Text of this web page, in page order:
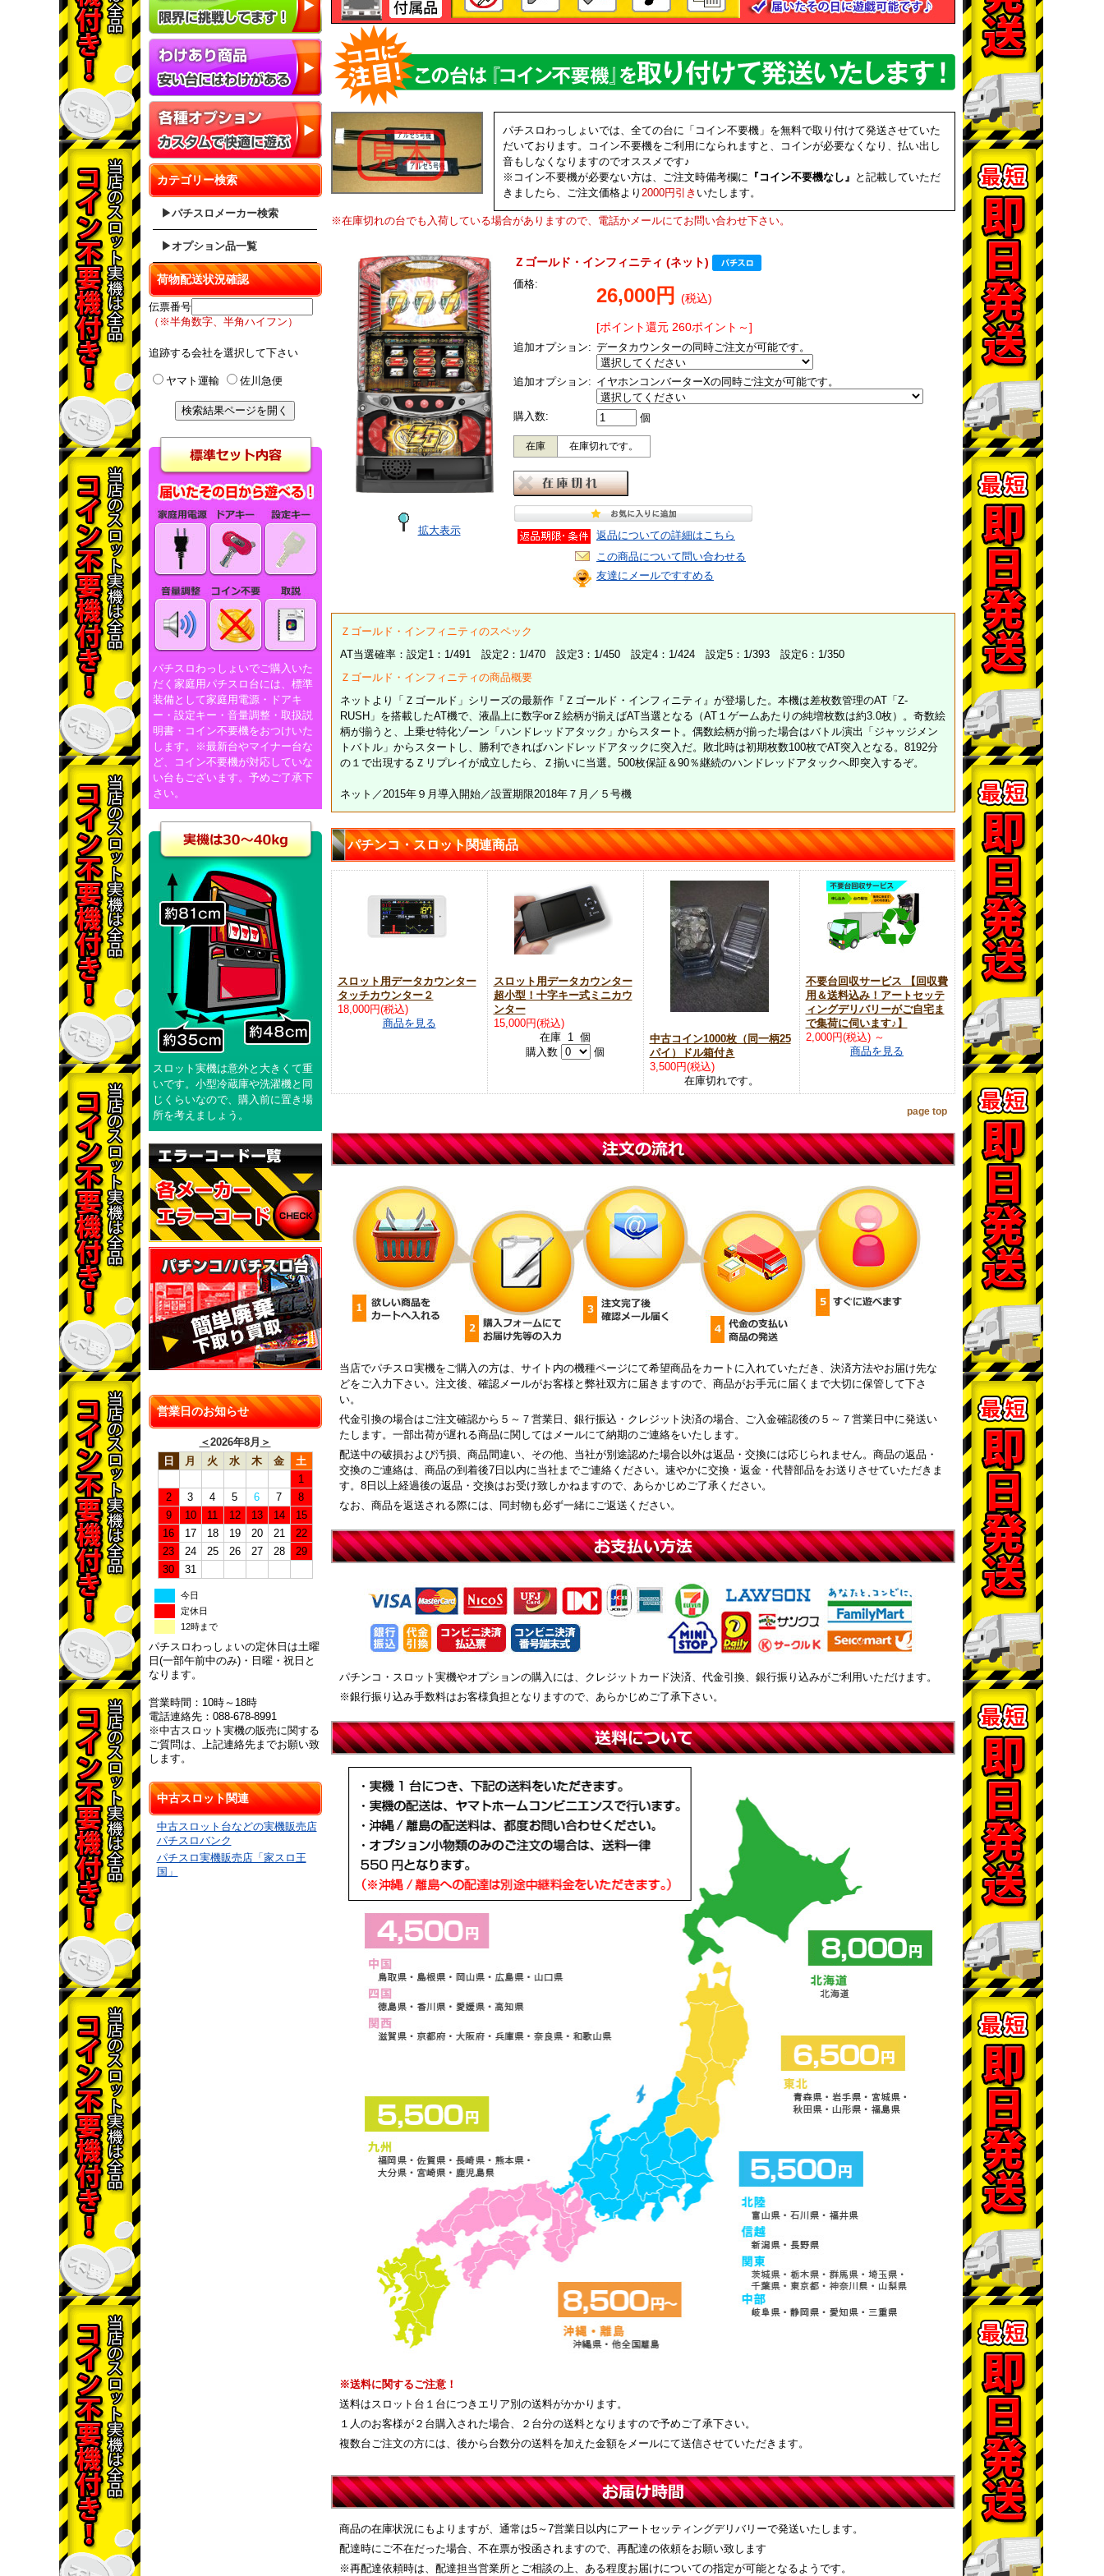
カテゴリー検索
▶パチスロメーカー検索
▶オプション品一覧
荷物配送状況確認
伝票番号
（※半角数字、半角ハイフン）
追跡する会社を選択して下さい
ヤマト運輸 佐川急便
パチスロわっしょいでご購入いた
だく家庭用パチスロ台には、標準
装備として家庭用電源・ドアキ
ー・設定キー・音量調整・取扱説
明書・コイン不要機をおつけいた
します。※最新台やマイナー台な
ど、コイン不要機が対応していな
い台もございます。予めご了承下
さい。
スロット実機は意外と大きくて重
いです。小型冷蔵庫や洗濯機と同
じくらいなので、購入前に置き場
所を考えましょう。
営業日のお知らせ
＜2026年8月 ＞
日
月 火 水 木 金
土
1
2
3 4 5 6 7
8
9
10 11 12 13 14
15
16
17 18 19 20 21
22
23
24 25 26 27 28
29
30
31
今日
定休日
12時まで
パチスロわっしょいの定休日は土曜
日(一部午前中のみ)・日曜・祝日と
なります。
営業時間：10時～18時
電話連絡先：088-678-8991
※中古スロット実機の販売に関する
ご質問は、上記連絡先までお願い致
します。
中古スロット関連
中古スロット台などの実機販売店
パチスロバンク
パチスロ実機販売店「家スロ王
国」
パチスロわっしょいでは、全ての台に「コイン不要機」を無料で取り付けて発送させていた
だいております。コイン不要機をご利用になられますと、コインが必要なくなり、払い出し
音もしなくなりますのでオススメです♪
※コイン不要機が必要ない方は、ご注文時備考欄に 『コイン不要機なし』 と記載していただ
きましたら、ご注文価格より 2000円引き いたします。
※在庫切れの台でも入荷している場合がありますので、電話かメールにてお問い合わせ下さい。
拡大表示
Ｚゴールド・インフィニティ (ネット)
価格:
26,000円 (税込)
[ポイント還元 260ポイント～]
追加オプション: データカウンターの同時ご注文が可能です。
追加オプション: イヤホンコンバーターXの同時ご注文が可能です。
購入数: 個
在庫 在庫切れです。
返品についての詳細はこちら
この商品について問い合わせる
友達にメールですすめる
Ｚゴールド・インフィニティのスペック
AT当選確率：設定1：1/491 設定2：1/470 設定3：1/450 設定4：1/424 設定5：1/393 設定6：1/350
Ｚゴールド・インフィニティの商品概要
ネットより「Ｚゴールド」シリーズの最新作『Ｚゴールド・インフィニティ』が登場した。本機は差枚数管理のAT「Z-
RUSH」を搭載したAT機で、液晶上に数字orＺ絵柄が揃えばAT当選となる（AT１ゲームあたりの純増枚数は約3.0枚）。奇数絵
柄が揃うと、上乗せ特化ゾーン「ハンドレッドアタック」からスタート。偶数絵柄が揃った場合はバトル演出「ジャッジメン
トバトル」からスタートし、勝利できればハンドレッドアタックに突入だ。敗北時は初期枚数100枚でAT突入となる。8192分
の１で出現するＺリプレイが成立したら、Ｚ揃いに当選。500枚保証＆90％継続のハンドレッドアタックへ即突入するぞ。
ネット／2015年９月導入開始／設置期限2018年７月／５号機
パチンコ・スロット関連商品
スロット用データカウンター
タッチカウンター２
18,000円(税込)
商品を見る
スロット用データカウンター
超小型！十字キー式ミニカウ
ンター
15,000円(税込)
在庫 1 個
購入数
個
中古コイン1000枚（同一柄25
パイ）ドル箱付き
3,500円(税込)
在庫切れです。
不要台回収サービス 【回収費
用＆送料込み！アートセッテ
ィングデリバリーがご自宅ま
で集荷に伺います♪】
2,000円(税込) ～
商品を見る
page top
当店でパチスロ実機をご購入の方は、サイト内の機種ページにて希望商品をカートに入れていただき、決済方法やお届け先な
どをご入力下さい。注文後、確認メールがお客様と弊社双方に届きますので、商品がお手元に届くまで大切に保管して下さ
い。
代金引換の場合はご注文確認から５～７営業日、銀行振込・クレジット決済の場合、ご入金確認後の５～７営業日中に発送い
たします。一部出荷が遅れる商品に関してはメールにて納期のご連絡をいたします。
配送中の破損および汚損、商品間違い、その他、当社が別途認めた場合以外は返品・交換には応じられません。商品の返品・
交換のご連絡は、商品の到着後7日以内に当社までご連絡ください。速やかに交換・返金・代替部品をお送りさせていただきま
す。8日以上経過後の返品・交換はお受け致しかねますので、あらかじめご了承ください。
なお、商品を返送される際には、同封物も必ず一緒にご返送ください。
パチンコ・スロット実機やオプションの購入には、クレジットカード決済、代金引換、銀行振り込みがご利用いただけます。
※銀行振り込み手数料はお客様負担となりますので、あらかじめご了承下さい。
※送料に関するご注意！
送料はスロット台１台につきエリア別の送料がかかります。
１人のお客様が２台購入された場合、２台分の送料となりますので予めご了承下さい。
複数台ご注文の方には、後から台数分の送料を加えた金額をメールにて送信させていただきます。
商品の在庫状況にもよりますが、通常は5～7営業日以内にアートセッティングデリバリーで発送いたします。
配達時にご不在だった場合、不在票が投函されますので、再配達の依頼をお願い致します
※再配達依頼時は、配達担当営業所とご相談の上、ある程度お届けについての指定が可能となるようです。